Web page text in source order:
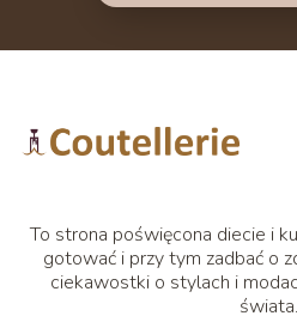
To strona poświęcona diecie i
gotować i przy tym zadbać o
ciekawostki o stylach i
świata.